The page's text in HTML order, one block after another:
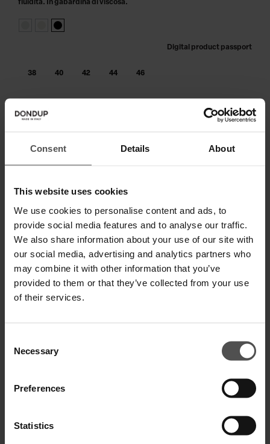
Consent Details About
This website uses cookies
We use cookies to personalise content and ads, to
provide social media features and to analyse our traffic.
We also share information about your use of our site with
our social media, advertising and analytics partners who
may combine it with other information that you’ve
provided to them or that they’ve collected from your use
of their services.
Selection
Necessary
Preferences
Statistics
Digital product passport
38 40 42 44 46
Paga in 3 o 4 rate senza interessi.
fluidità. In gabardina di viscosa.
SPECIFICHE TECNICHE
DIGITAL PRODUCT PASSPORT